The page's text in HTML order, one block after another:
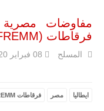
مفاوضات مصرية
فرقاطات (FREMM).
المسلح 08 فبراير 2020
ايطاليا مصر فرقاطات FREMM